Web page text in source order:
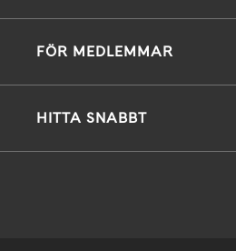
FÖR MEDLEMMAR
HITTA SNABBT